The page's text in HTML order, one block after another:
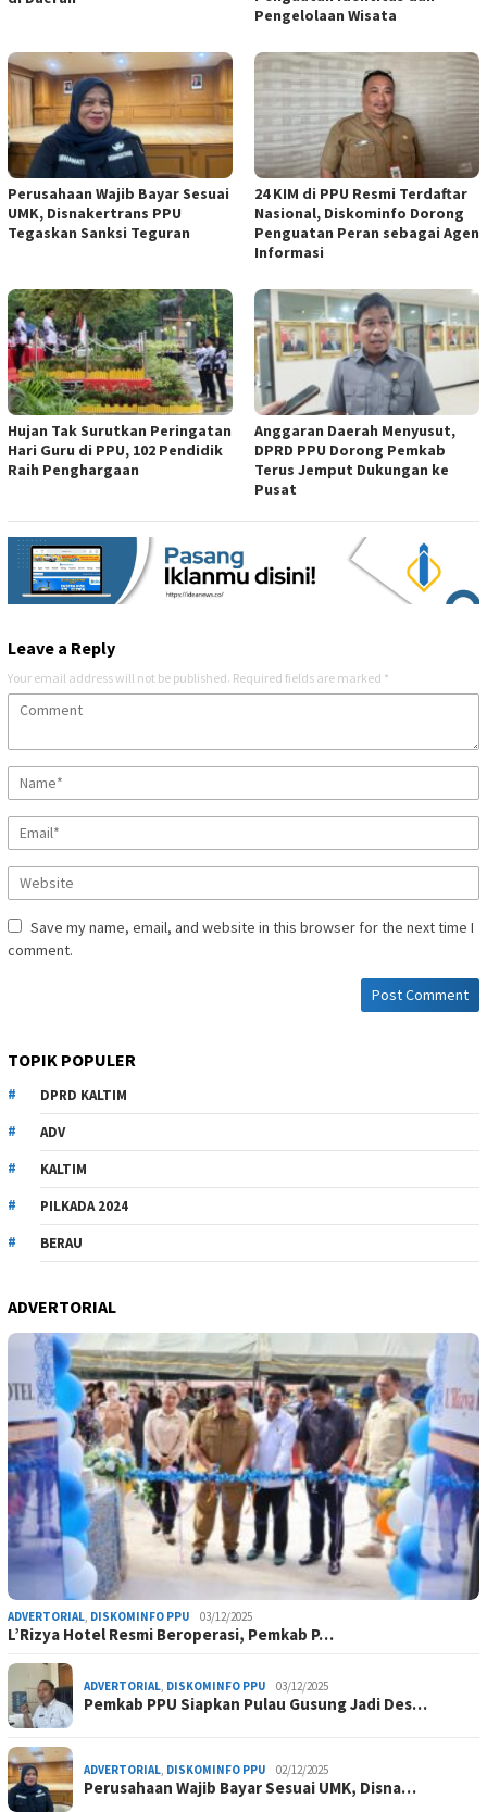
Pengelolaan Wisata
Perusahaan Wajib Bayar Sesuai
UMK, Disnakertrans PPU
Tegaskan Sanksi Teguran
24 KIM di PPU Resmi Terdaftar
Nasional, Diskominfo Dorong
Penguatan Peran sebagai Agen
Informasi
Hujan Tak Surutkan Peringatan
Hari Guru di PPU, 102 Pendidik
Raih Penghargaan
Anggaran Daerah Menyusut,
DPRD PPU Dorong Pemkab
Terus Jemput Dukungan ke
Pusat
Leave a Reply
Your email address will not be published. Required fields are marked *
Save my name, email, and website in this browser for the next time I
comment.
TOPIK POPULER
DPRD KALTIM
ADV
KALTIM
PILKADA 2024
BERAU
ADVERTORIAL
ADVERTORIAL, DISKOMINFO PPU 03/12/2025
L’Rizya Hotel Resmi Beroperasi, Pemkab P…
ADVERTORIAL, DISKOMINFO PPU 03/12/2025
Pemkab PPU Siapkan Pulau Gusung Jadi Des…
ADVERTORIAL, DISKOMINFO PPU 02/12/2025
Perusahaan Wajib Bayar Sesuai UMK, Disna…